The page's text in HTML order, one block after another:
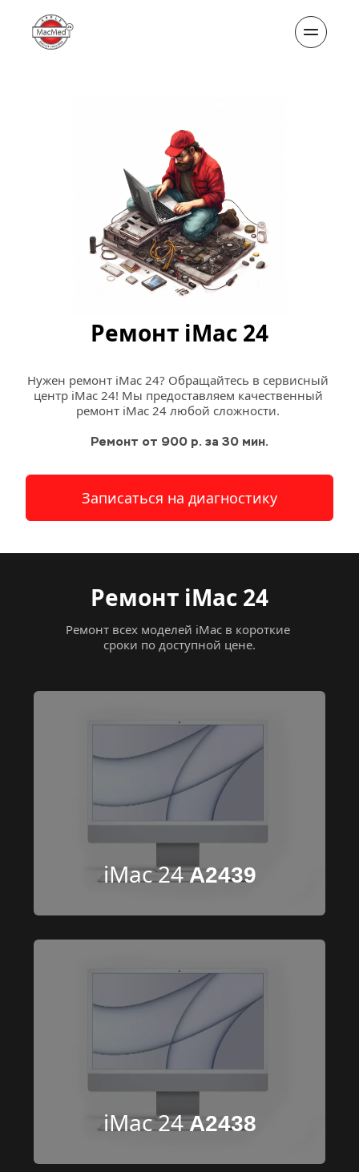
Ремонт iMac 24
центр iMac 24! Мы предоставляем качественный
ремонт iMac 24 любой сложности.
Ремонт от 900 р. за 30 мин.
Записаться на диагностику
Ремонт iMac 24
Ремонт всех моделей iMac в короткие
сроки по доступной цене.
iMac 24 A2439
iMac 24 A2438